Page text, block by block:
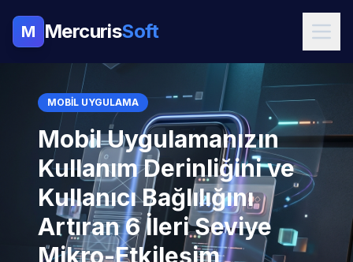
M MercurisSoft
MOBIL UYGULAMA
Mobil Uygulamanızın
Kullanım Derinliğini ve
Kullanıcı Bağlılığını
Artıran 6 İleri Seviye
Mikro-Etkileşim